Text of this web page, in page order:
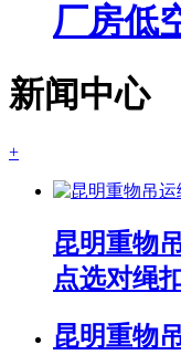
厂房低
新闻中心
+
昆明重物
点选对绳
昆明重物